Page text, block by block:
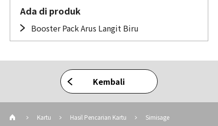
Ada di produk
Booster Pack Arus Langit Biru
Kembali
Kartu Hasil Pencarian Kartu Simisage